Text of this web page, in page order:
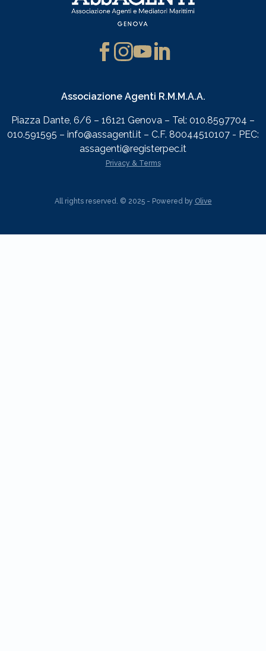
Associazione Agenti R.M.M.A.A.
Piazza Dante, 6/6 – 16121 Genova – Tel: 010.8597704 –
010.591595 – info@assagenti.it – C.F. 80044510107 - PEC:
assagenti@registerpec.it
Privacy & Terms
All rights reserved. © 2025 - Powered by Olive